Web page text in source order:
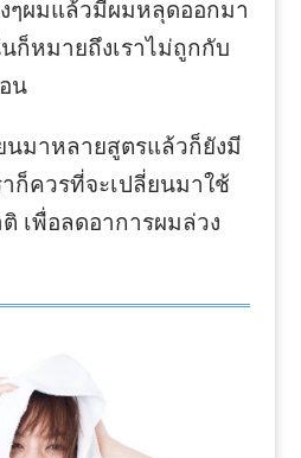
ๆผมแล้วมีผมหลุดออกมา
ก็หมายถึงเราไม่ถูกกับ
น
นมาหลายสูตรแล้วก็ยังมี
ก็ควรที่จะเปลี่ยนมาใช้
เพื่อลดอาการผมล่วง